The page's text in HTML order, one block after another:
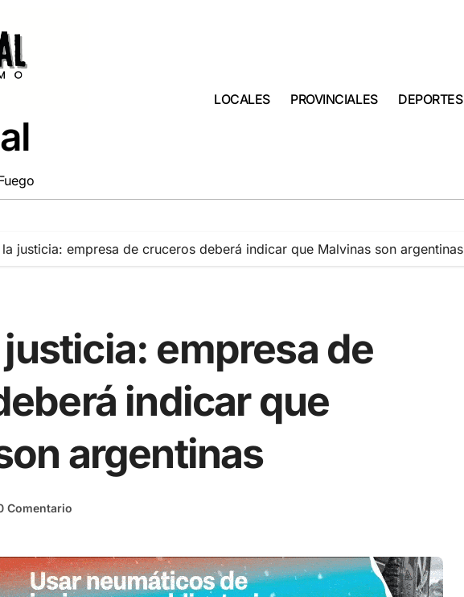
LOCALES PROVINCIALES DEPORTES
justicia: empresa de cruceros deberá indicar que Malvinas son argentinas
justicia: empresa de
indicar que
argentinas
Comentario